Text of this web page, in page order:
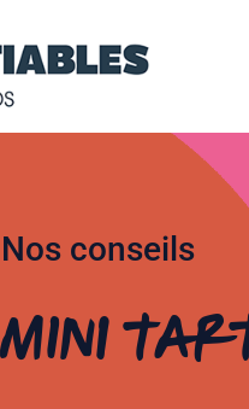
Nos conseils
Mini